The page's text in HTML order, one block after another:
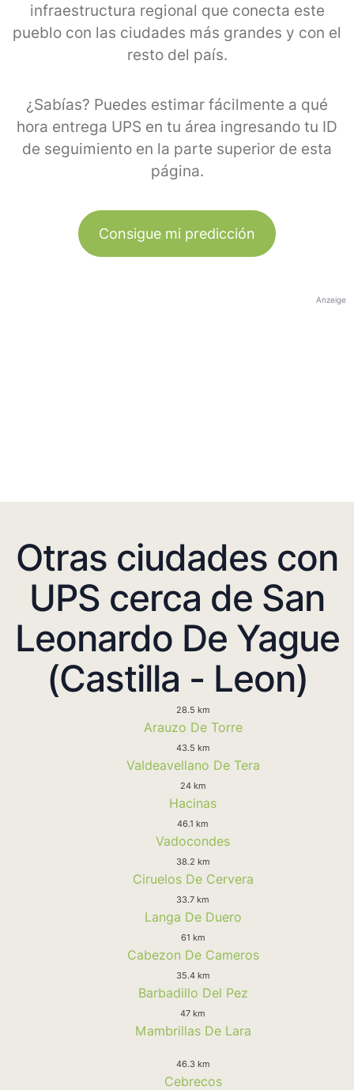
infraestructura regional que conecta este
pueblo con las ciudades más grandes y con el
resto del país.
¿Sabías? Puedes estimar fácilmente a qué
hora entrega UPS en tu área ingresando tu ID
de seguimiento en la parte superior de esta
página.
Consigue mi predicción
Anzeige
Otras ciudades con
UPS cerca de San
Leonardo De Yague
(Castilla - Leon)
28.5 km
Arauzo De Torre
43.5 km
Valdeavellano De Tera
24 km
Hacinas
46.1 km
Vadocondes
38.2 km
Ciruelos De Cervera
33.7 km
Langa De Duero
61 km
Cabezon De Cameros
35.4 km
Barbadillo Del Pez
47 km
Mambrillas De Lara
46.3 km
Cebrecos